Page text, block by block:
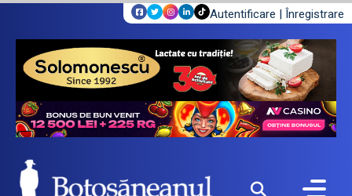
Autentificare | Înregistrare